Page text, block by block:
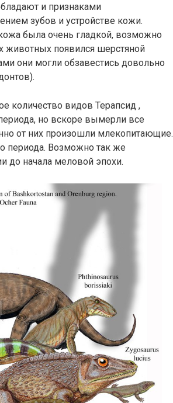
и признаками
зубов и устройстве кожи.
была очень гладкой, возможно
животных появился шерстяной
они могли обзавестись довольно
количество видов Терапсид ,
но вскоре вымерли все
от них произошли млекопитающие.
периода. Возможно так же
до начала меловой эпохи.